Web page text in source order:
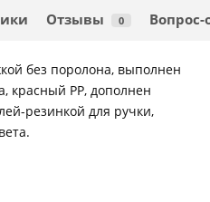
Отзывы 0 Вопрос-
без поролона, выполнен
красный РР, дополнен
резинкой для ручки,